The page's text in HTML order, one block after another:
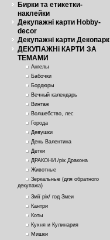
Бирки та етикетки-
наклейки
Декупажні карти Hobby-
decor
Декупажні карти Декопарк
ДЕКУПАЖНі КАРТИ ЗА
ТЕМАМИ
Ангелы
Бабочки
Бордюры
Вечный календарь
Винтаж
Волшебство, лес
Города
Девушки
День Валентина
Детки
ДРАКОНИ /рік Дракона
Животные
Зеркальные (для обратного
декупажа)
Змії рік/ год Змеи
Кантри
Коты
Кухня и Кулинария
Мишки